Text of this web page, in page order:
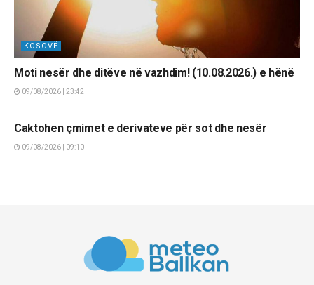
KOSOVË
Moti nesër dhe ditëve në vazhdim! (10.08.2026.) e hënë
09/08/2026 | 23:42
Caktohen çmimet e derivateve për sot dhe nesër
09/08/2026 | 09:10